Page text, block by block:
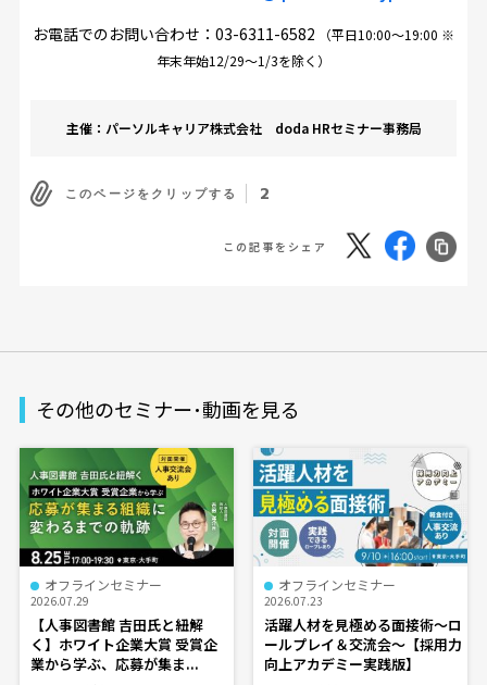
お電話でのお問い合わせ： 03-6311-6582
（平日10:00～19:00 ※
年末年始12/29～1/3を除く）
主催：パーソルキャリア株式会社 doda HRセミナー事務局
このページをクリップする 2
この記事をシェア
その他のセミナー･動画を見る
オフラインセミナー
2026.07.29
【人事図書館 吉田氏と紐解
く】ホワイト企業大賞 受賞企
業から学ぶ、応募が集ま...
オフラインセミナー
2026.07.23
活躍人材を見極める面接術～ロ
ールプレイ＆交流会～【採用力
向上アカデミー実践版】